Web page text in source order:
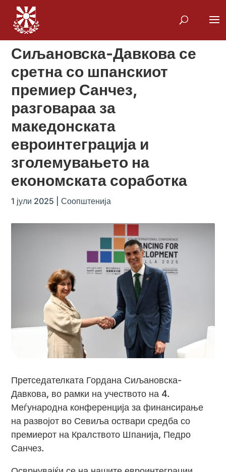
Сиљановска-Давкова се
сретна со шпанскиот
премиер Санчез,
разговараа за
македонската
евроинтеграција и
зголемувањето на
економската соработка
1 јули 2025 |Соопштенија
Претседателката Гордана Сиљановска-
Давкова, во рамки на учеството на 4.
Меѓународна конференција за финансирање
на развојот во Севиља оствари средба со
премиерот на Кралството Шпанија, Педро
Санчез.